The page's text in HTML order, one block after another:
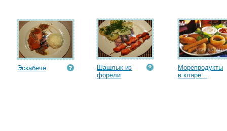
Эскабече
Шашлык из
форели
Морепродукты
в кляре...